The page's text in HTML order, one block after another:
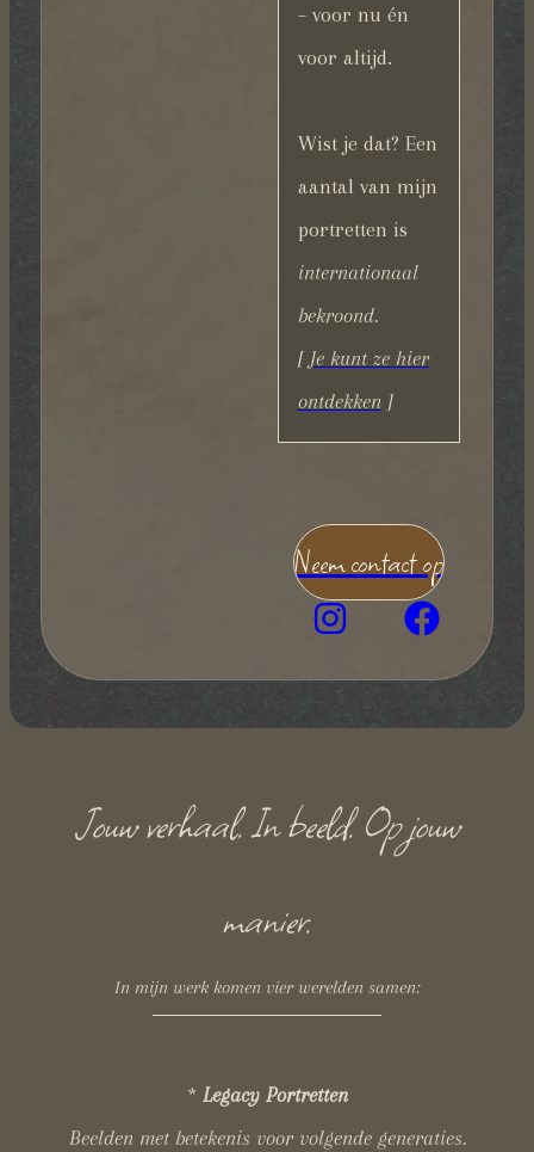
– voor nu én
voor altijd.
Wist je dat? Een
aantal van mijn
portretten is
internationaal
bekroond.
[ Je kunt ze hier
ontdekken]
Neem contact op
Jouw verhaal. In beeld. Op jouw
manier.
In mijn werk komen vier werelden samen:
* Legacy Portretten
Beelden met betekenis voor volgende generaties.